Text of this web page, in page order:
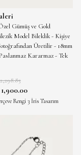
Gümüş ve Gold
Model Bileklik - Kişiye
Üretilir - 18mm
Kararmaz - Tek
1,900.00
Rengi 3 İris Tasarım